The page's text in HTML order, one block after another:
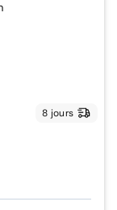
8 jours